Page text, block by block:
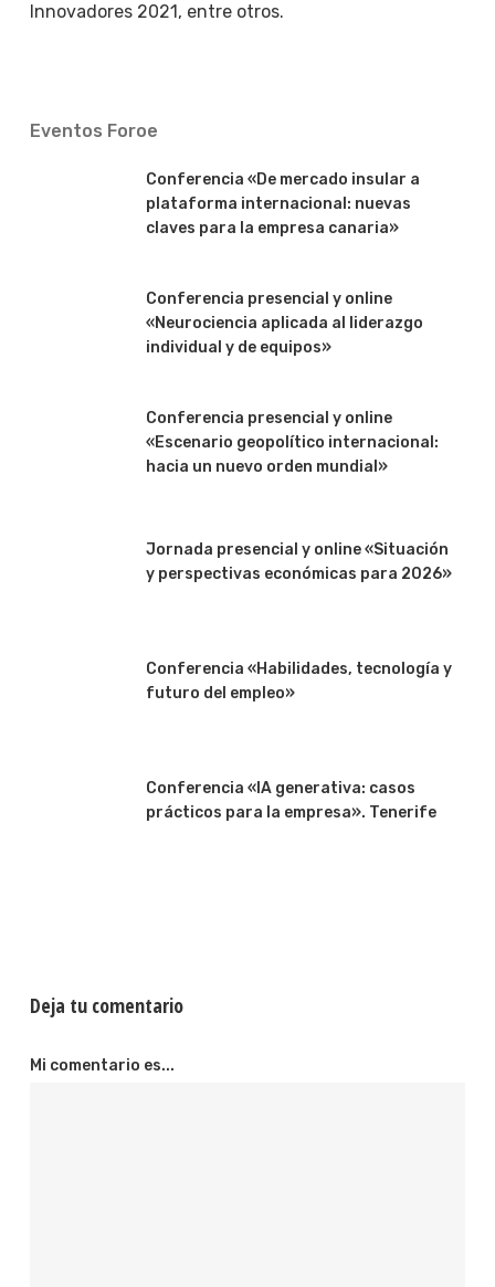
Innovadores 2021, entre otros.
Eventos Foroe
Conferencia «De mercado insular a
plataforma internacional: nuevas
claves para la empresa canaria»
Conferencia presencial y online
«Neurociencia aplicada al liderazgo
individual y de equipos»
Conferencia presencial y online
«Escenario geopolítico internacional:
hacia un nuevo orden mundial»
Jornada presencial y online «Situación
y perspectivas económicas para 2026»
Conferencia «Habilidades, tecnología y
futuro del empleo»
Conferencia «IA generativa: casos
prácticos para la empresa». Tenerife
Deja tu comentario
Mi comentario es...